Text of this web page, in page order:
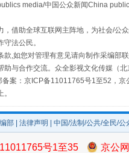
如何以同查同治破解风
media/中国公众新闻China
借助全球互联网主阵地，为社会/公
法公民。
,如您对管理有意见请向制作采编
与合作交流。众全影视文化传媒（
案：京ICP备11011765号1至52，京
部 法律声明 | 中国/法制/公共/全民/
号1至35
京公